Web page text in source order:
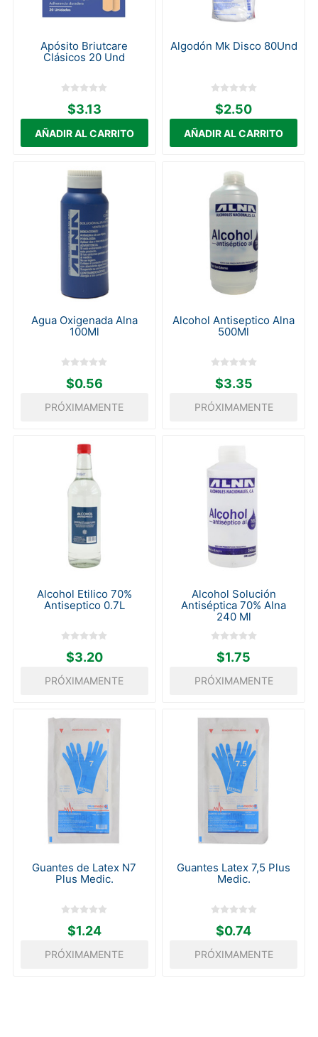
Apósito Briutcare
Clásicos 20 Und
$3.13
Algodón Mk Disco 80Und
$2.50
Agua Oxigenada Alna
100Ml
$0.56
PRÓXIMAMENTE
Alcohol Antiseptico Alna
500Ml
$3.35
PRÓXIMAMENTE
Alcohol Etilico 70%
Antiseptico 0.7L
$3.20
PRÓXIMAMENTE
Alcohol Solución
Antiséptica 70% Alna
240 Ml
$1.75
PRÓXIMAMENTE
Guantes de Latex N7
Plus Medic.
$1.24
PRÓXIMAMENTE
Guantes Latex 7,5 Plus
Medic.
$0.74
PRÓXIMAMENTE